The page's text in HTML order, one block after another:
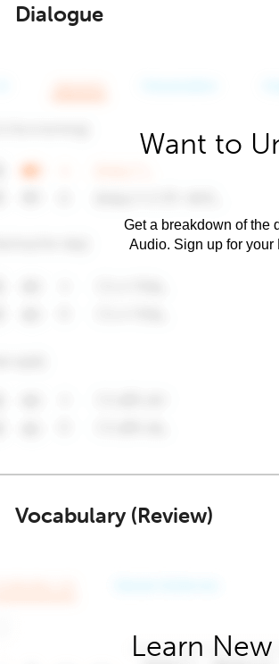
Dialogue
Want to
Get a breakdown of the
Audio. Sign up for your
Vocabulary (Review)
Learn New